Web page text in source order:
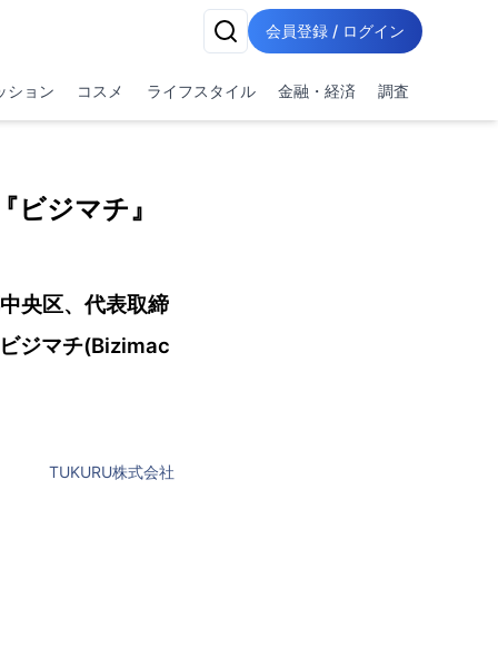
会員登録 / ログイン
ション コスメ ライフスタイル 金融・経済 調査
ジマチ』
央区、代表取締
ジマチ(Bizimac
TUKURU株式会社